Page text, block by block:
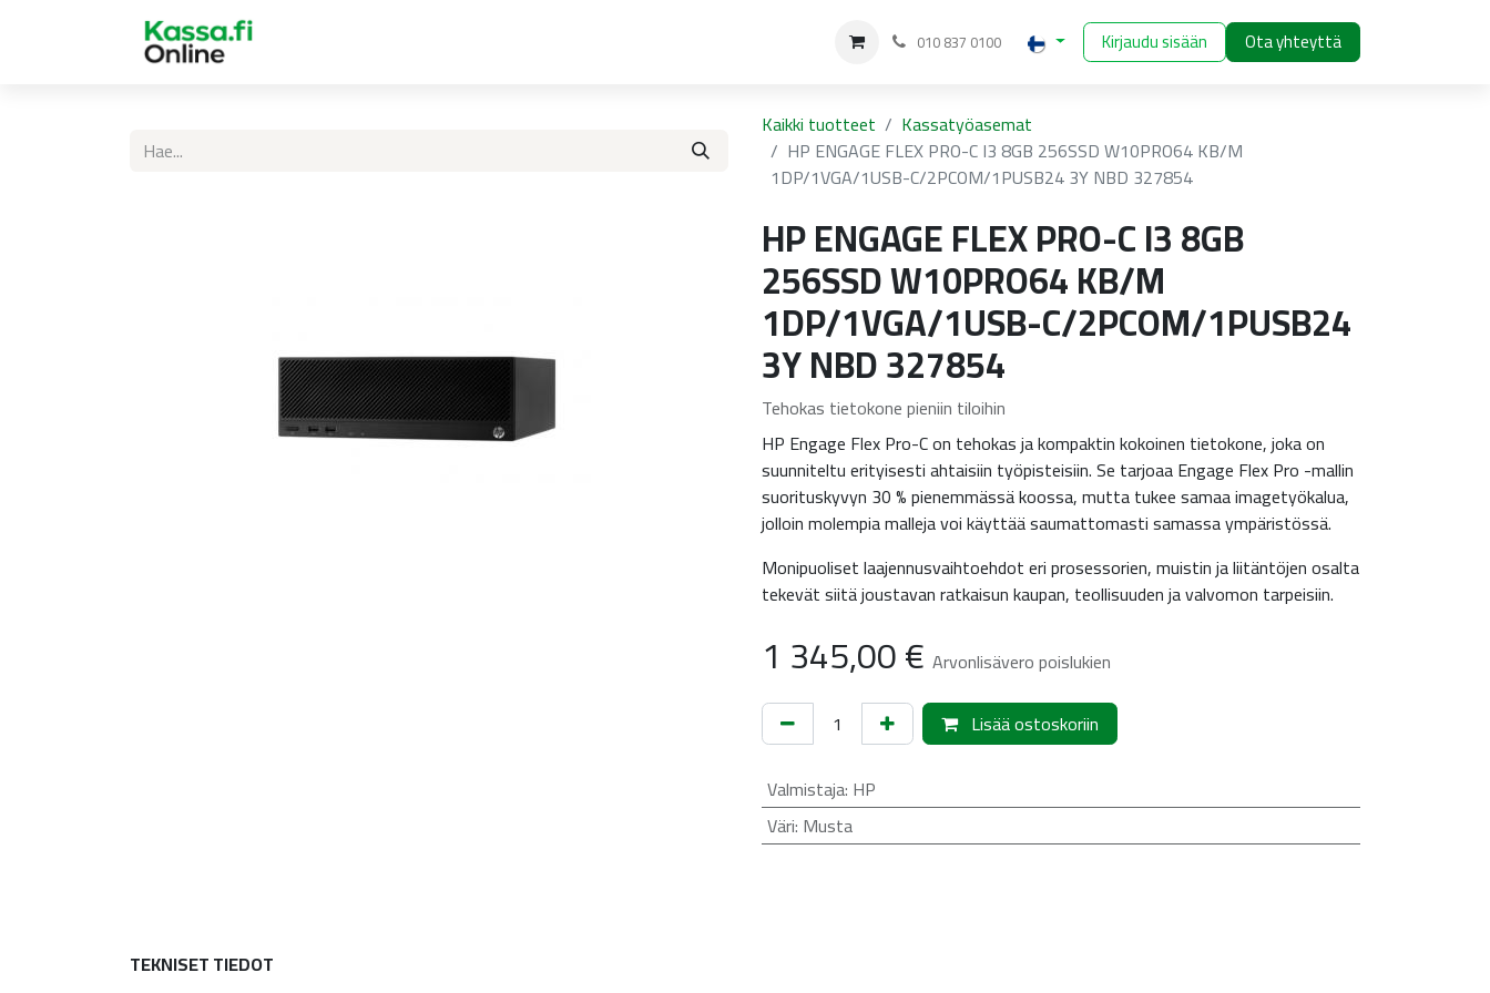
010 837 0100 Kirjaudu sisään Ota yhteyttä
Kaikki tuotteet
Kassatyöasemat
HP ENGAGE FLEX PRO-C I3 8GB 256SSD W10PRO64 KB/M
1DP/1VGA/1USB-C/2PCOM/1PUSB24 3Y NBD 327854
HP ENGAGE FLEX PRO-C I3 8GB
256SSD W10PRO64 KB/M
1DP/1VGA/1USB-C/2PCOM/1PUSB24
3Y NBD 327854
Tehokas tietokone pieniin tiloihin
HP Engage Flex Pro-C on tehokas ja kompaktin kokoinen tietokone, joka on
suunniteltu erityisesti ahtaisiin työpisteisiin. Se tarjoaa Engage Flex Pro -mallin
suorituskyvyn 30 % pienemmässä koossa, mutta tukee samaa imagetyökalua,
jolloin molempia malleja voi käyttää saumattomasti samassa ympäristössä.
Monipuoliset laajennusvaihtoehdot eri prosessorien, muistin ja liitäntöjen osalta
tekevät siitä joustavan ratkaisun kaupan, teollisuuden ja valvomon tarpeisiin.
1 345,00€ Arvonlisävero poislukien
Lisää ostoskoriin
Valmistaja: HP
Väri: Musta
TEKNISET TIEDOT